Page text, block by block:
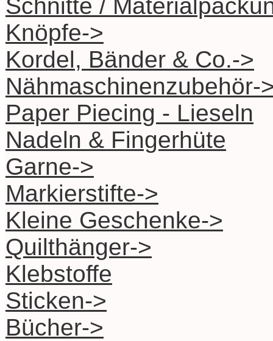
Schnitte /
Knöpfe->
Kordel, Bänder & Co.->
Nähmaschinenzubehör-
Paper Piecing - Lieseln
Nadeln & Fingerhüte
Garne->
Markierstifte->
Kleine Geschenke->
Quilthänger->
Klebstoffe
Sticken->
Bücher->